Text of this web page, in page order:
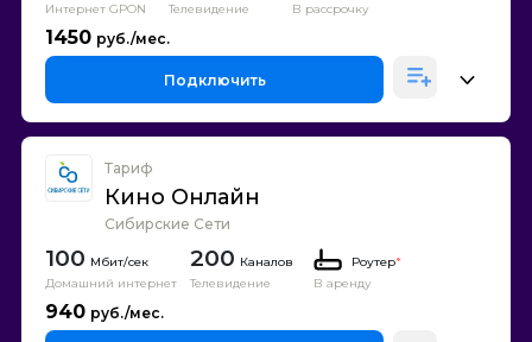
Интернет GPON
Телевидение
В рассрочку
1450
Подключить
Тариф
Кино Онлайн
Сибирские Сети
100
Домашний интернет
200 Каналов
Телевидение
Роутер*
В аренду
940